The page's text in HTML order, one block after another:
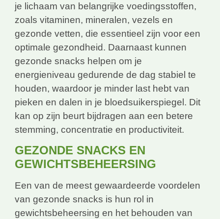
je lichaam van belangrijke voedingsstoffen,
zoals vitaminen, mineralen, vezels en
gezonde vetten, die essentieel zijn voor een
optimale gezondheid. Daarnaast kunnen
gezonde snacks helpen om je
energieniveau gedurende de dag stabiel te
houden, waardoor je minder last hebt van
pieken en dalen in je bloedsuikerspiegel. Dit
kan op zijn beurt bijdragen aan een betere
stemming, concentratie en productiviteit.
GEZONDE SNACKS EN
GEWICHTSBEHEERSING
Een van de meest gewaardeerde voordelen
van gezonde snacks is hun rol in
gewichtsbeheersing en het behouden van